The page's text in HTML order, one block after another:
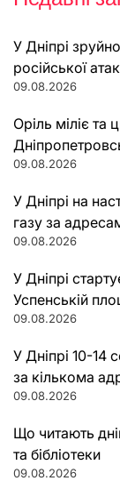
У Дніпрі
російської
09.08.2026
Оріль міліє та
09.08.2026
У Дніпрі на
газу за
09.08.2026
У Дніпрі
Успенській
09.08.2026
У Дніпрі 10-14
за кількома
09.08.2026
Що читають
та бібліотеки
09.08.2026